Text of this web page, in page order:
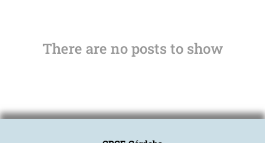
There are no posts to show